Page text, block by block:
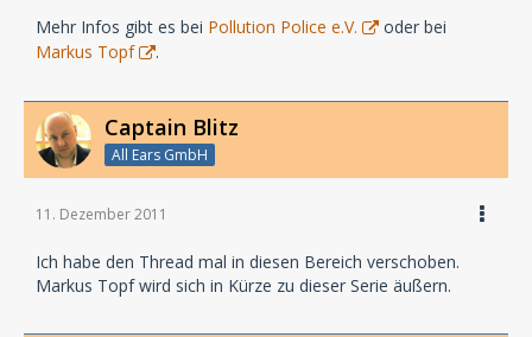
Mehr Infos gibt es bei Pollution Police e.V.
oder bei
Markus Topf
.
Captain Blitz
All Ears GmbH
11. Dezember 2011
Ich habe den Thread mal in diesen Bereich verschoben.
Markus Topf wird sich in Kürze zu dieser Serie äußern.